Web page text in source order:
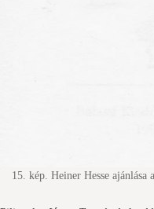
15. kép. Heiner Hesse ajánlása a